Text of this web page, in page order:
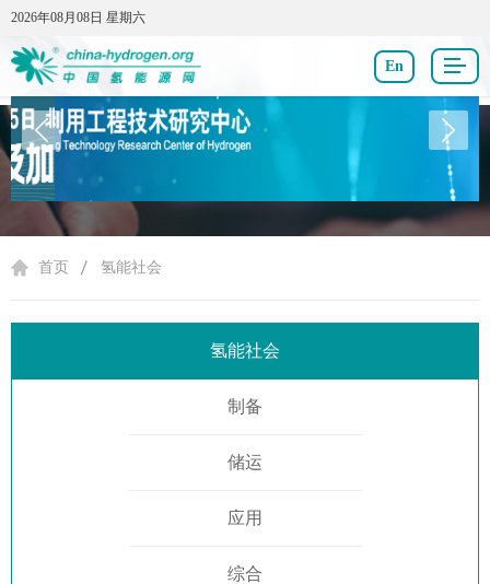
2026年08月08日 星期六
2026年08月08日 星期六
En
首页 氢能社会
氢能社会
制备
储运
应用
综合